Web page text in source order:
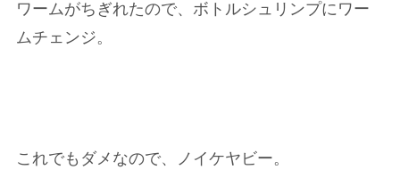
ワームがちぎれたので、ボトルシュリンプにワー
ムチェンジ。
これでもダメなので、ノイケヤビー。